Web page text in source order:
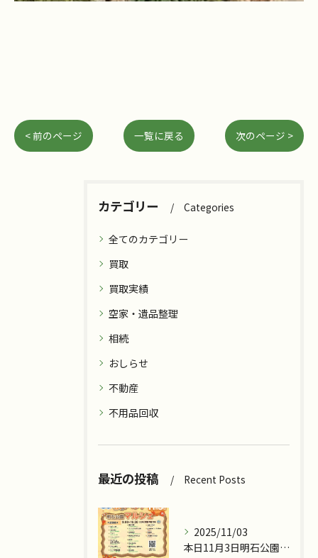
< 前のページ 一覧に戻る 次のページ >
カテゴリー Categories
全てのカテゴリー
買取
買取実績
空家・遺品整理
相続
おしらせ
不動産
不用品回収
最近の投稿 Recent Posts
2025/11/03
本日11月3日明石公園で『ツカッテチョ』&『モッテコリン』で...